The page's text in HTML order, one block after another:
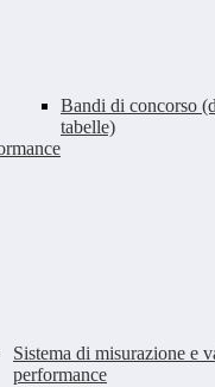
Bandi di concorso
tabelle)
Sistema di misurazione e
performance